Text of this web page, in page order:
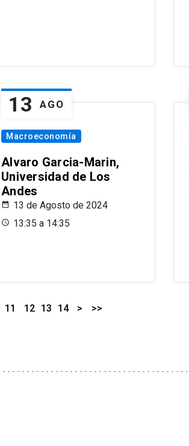
13 AGO
Macroeconomía
Alvaro Garcia-Marin,
Universidad de Los
Andes
13 de Agosto de 2024
13:35 a 14:35
11 12 13 14 > >>